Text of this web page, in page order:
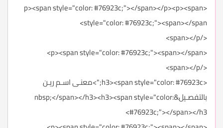
<p><span style="color: #76923c;"></span></p><p><span
style="color: #76923c;"><span></span>
</span></p>
<p><span style="color: #76923c;"><span></span>
</span></p>
<h3><span style="color: #76923c;">معنـى اسـم ريـن
بالتفصـيل&nbsp;</span></h3><h3><span style="color:
#76923c;"></span></h3>